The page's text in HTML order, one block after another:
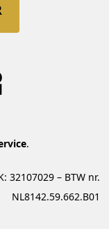
.
32107029 – BTW nr.
NL8142.59.662.B01